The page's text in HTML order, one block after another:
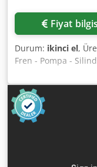
Fiyat
Durum: ikinci el,
Fren - Pompa -
Skype-Video ile
çok memnun oluruz
Kullanılabilir -
Emskirchen /